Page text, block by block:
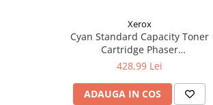
Xerox
Cyan Standard Capacity Toner
Cartridge Phaser
6510/WorkCentre 6515
428,99 Lei
ADAUGA IN COS